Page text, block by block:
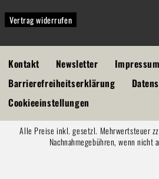
Vertrag widerrufen
Kontakt Newsletter
Impressum
Barrierefreiheitserklärung
Cookieeinstellungen
Alle Preise inkl. gesetzl. Mehrwertsteuer
Nachnahmegebühren, wenn nicht